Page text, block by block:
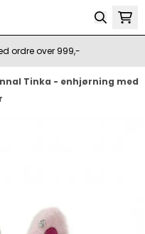
ordre over 999,-
Tinka - enhjørning med